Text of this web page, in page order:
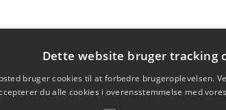
Dette website bruger tracking
bruger cookies til at forbedre brugeroplevelsen.
du alle cookies i overensstemmelse med